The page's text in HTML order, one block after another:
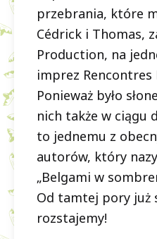
przebrania, które
Cédrick i Thomas,
Production, na
imprez
Ponieważ było
nich także w ciągu
to jednemu z
autorów, który
„Belgami w
Od tamtej pory już
rozstajemy!